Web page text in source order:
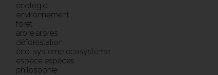
écologie
environnement
forêt
arbre arbres
déforestation
éco-système ecosystème
espèce espèces
philosophie